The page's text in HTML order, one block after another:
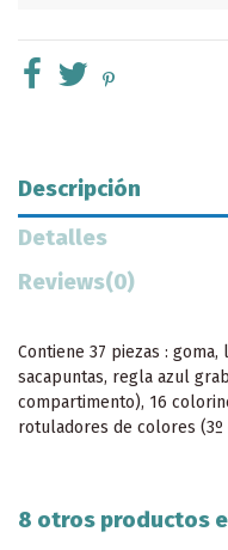
Descripción
Detalles
Reviews(0)
Contiene 37 piezas :
sacapuntas, regla azul
compartimento), 16
rotuladores de colores
8 otros productos